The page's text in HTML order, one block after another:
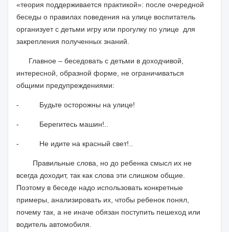
«теория поддерживается практикой»: после очередной
беседы о правилах поведения на улице воспитатель
организует с детьми игру или прогулку по улице для
закрепления полученных знаний.
Главное – беседовать с детьми в доходчивой,
интересной, образной форме, не ограничиваться
общими предупреждениями:
- Будьте осторожны на улице!
- Берегитесь машин!..
- Не идите на красный свет!..
Правильные слова, но до ребенка смысл их не
всегда доходит, так как слова эти слишком общие.
Поэтому в беседе надо использовать конкретные
примеры, анализировать их, чтобы ребенок понял,
почему так, а не иначе обязан поступить пешеход или
водитель автомобиля.